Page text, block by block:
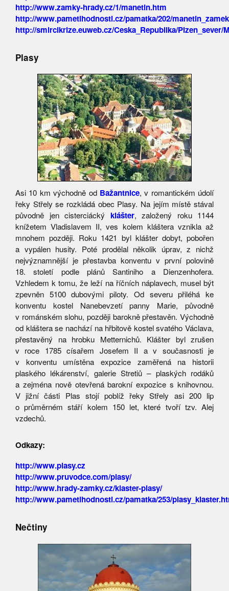
http://www.zamky-hrady.cz/1/manetin.htm
http://www.pametihodnosti.cz/pamatka/202/
http://smircikrize.euweb.cz/Ceska_Republika/Plzen_sever/
Plasy
Asi 10 km východně od Bažantnice, v romantickém údolí
řeky Střely se rozkládá obec Plasy. Na jejím místě stával
původně jen cisterciácký klášter, založený roku 1144
knížetem Vladislavem II, ves kolem kláštera vznikla až
mnohem později. Roku 1421 byl klášter dobyt, pobořen
a vypálen husity. Poté prodělal několik úprav, z nichž
nejvýznamnější je přestavba konventu v první polovině
18. století podle plánů Santiniho a Dienzenhofera.
Vzhledem k tomu, že leží na říčních náplavech, musel být
zpevněn 5100 dubovými piloty. Od severu přiléhá ke
konventu kostel Nanebevzetí panny Marie, původně
v románském slohu, později barokně přestavěn. Východně
od kláštera se nachází na hřbitově kostel svatého Václava,
přestavěný na hrobku Metternichů. Klášter byl zrušen
v roce 1785 císařem Josefem II a v současnosti je
v konventu umístěna expozice zaměřená na historii
plaského lékárenství, galerie Stretiů – plaských rodáků
a zejména nově otevřená barokní expozice s knihovnou.
V jižní části Plas stojí poblíž řeky Střely asi 200 lip
o průměrném stáří kolem 150 let, které tvoří tzv. Alej
vzdechů.
Odkazy:
http://www.plasy.cz
http://www.pruvodce.com/plasy/
http://www.hrady-zamky.cz/klaster-plasy/
http://www.pametihodnosti.cz/pamatka/253/
Nečtiny